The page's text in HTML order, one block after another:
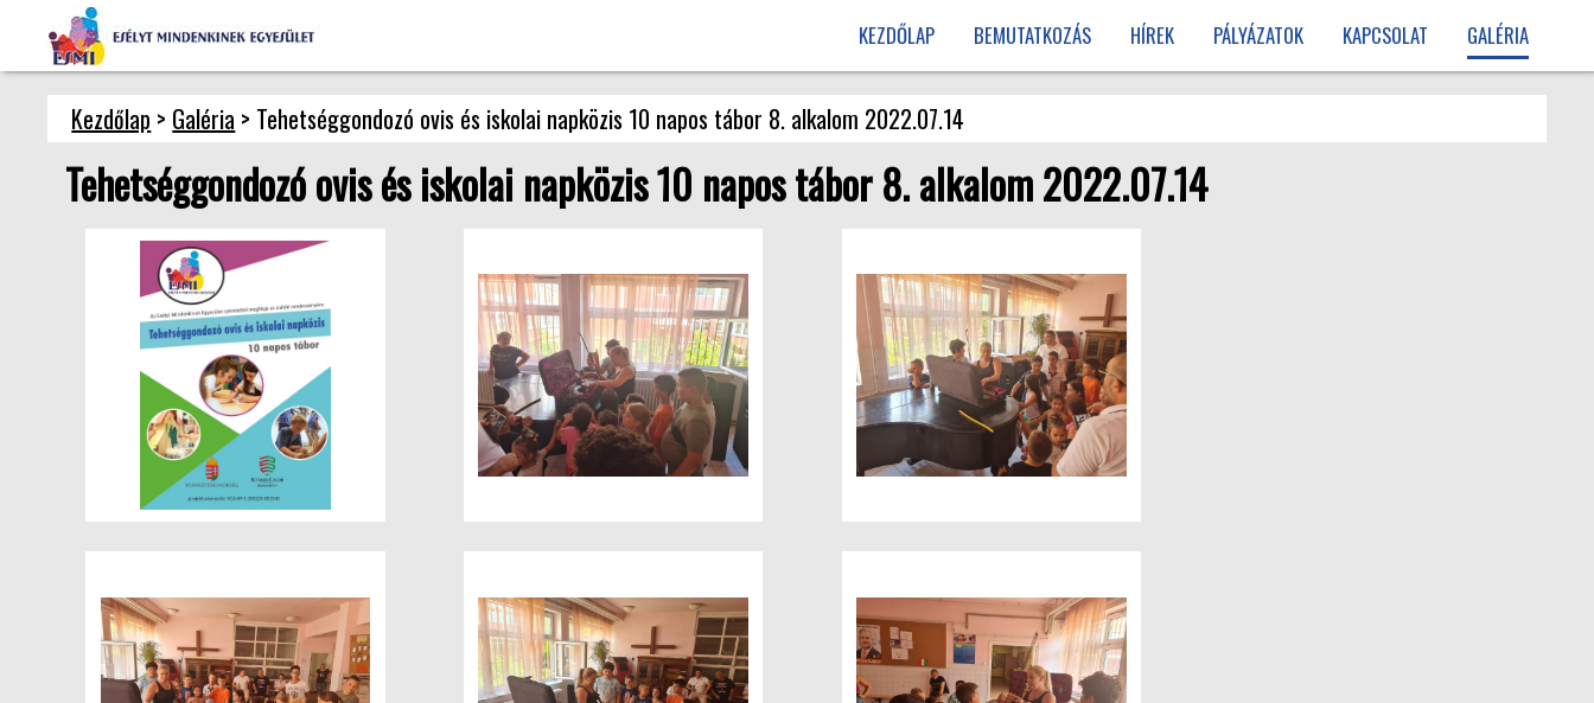
KEZDŐLAP BEMUTATKOZÁS HÍREK PÁLYÁZATOK KAPCSOLAT GALÉRIA
Kezdőlap > Galéria > Tehetséggondozó ovis és iskolai napközis 10 napos tábor 8. alkalom 2022.07.14
Tehetséggondozó ovis és iskolai napközis 10 napos tábor 8. alkalom 2022.07.14